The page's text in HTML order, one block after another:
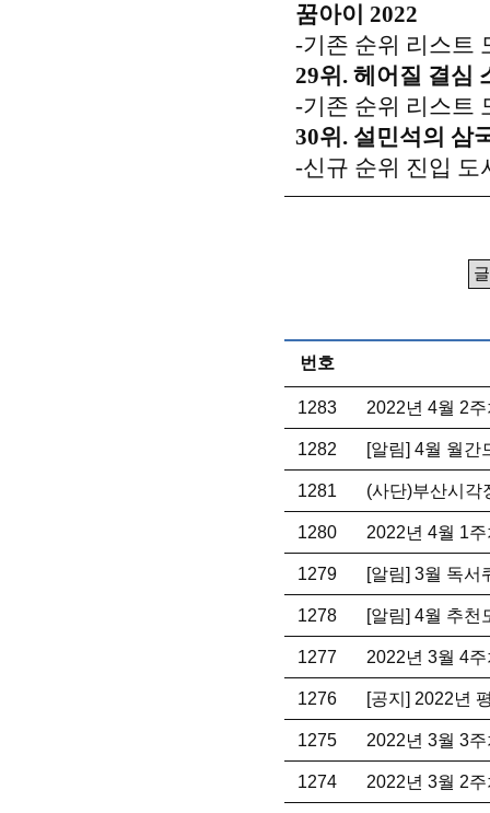
꿈아이 2022
-기존 순위 리스트
29위. 헤어질 결심
-기존 순위 리스트
30위. 설민석의 삼
-신규 순위 진입 도
번호
1283 2022년 4월 2
1282 [알림] 4월 월간
1281 (사단)부산시각
1280 2022년 4월 1
1279 [알림] 3월 독서
1278 [알림] 4월 추천
1277 2022년 3월 4
1276 [공지] 2022년
1275 2022년 3월 3
1274 2022년 3월 2